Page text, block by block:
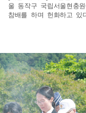
울 동작구 국립서울현충
참배를 하며 헌화하고 있